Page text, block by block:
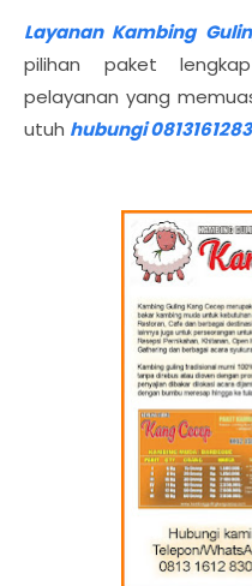
Layanan Kambing
pilihan paket
pelayanan yang
utuh hubungi